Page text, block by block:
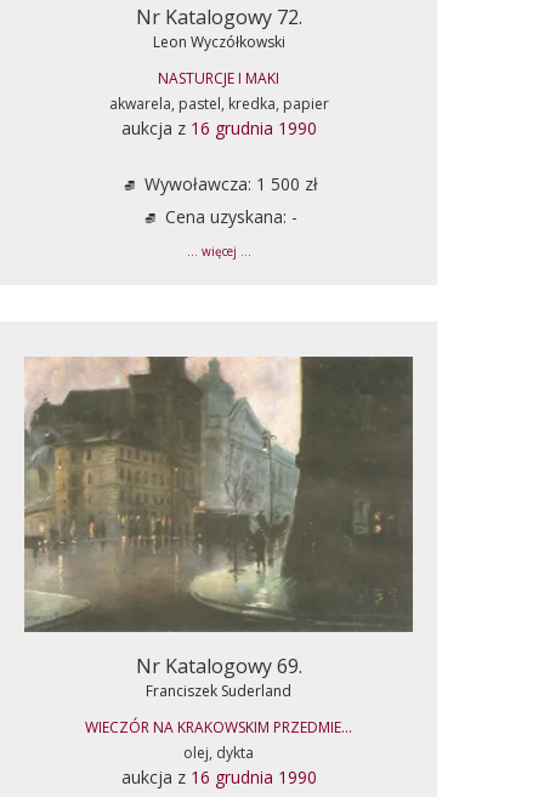
Nr Katalogowy 72.
Leon Wyczółkowski
NASTURCJE I MAKI
akwarela, pastel, kredka, papier
aukcja z 16 grudnia 1990
Wywoławcza: 1 500 zł
Cena uzyskana: -
... więcej ...
Nr Katalogowy 69.
Franciszek Suderland
WIECZÓR NA KRAKOWSKIM PRZEDMIE...
olej, dykta
aukcja z 16 grudnia 1990